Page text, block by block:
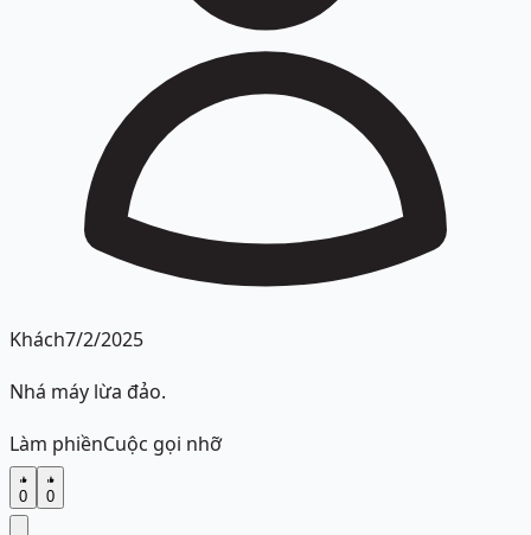
Khách7/2/2025
Nhá máy lừa đảo.
Làm phiềnCuộc gọi nhỡ
0 0